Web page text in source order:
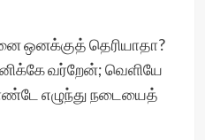
ஒனக்குத் தெரியாதா?
வர்றேன்; வெளியே
எழுந்து நடையைத்